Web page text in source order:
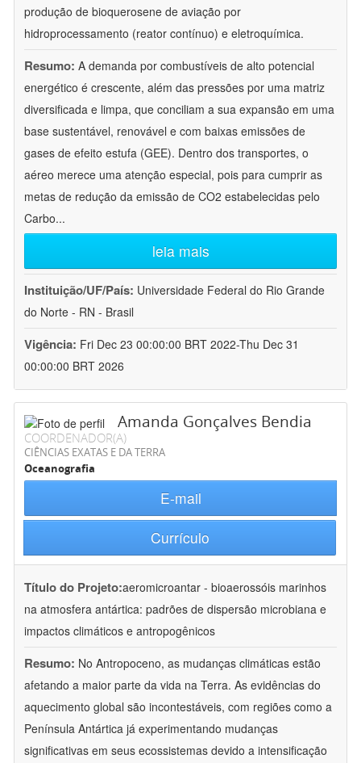
produção de bioquerosene de aviação por
hidroprocessamento (reator contínuo) e eletroquímica.
Resumo: A demanda por combustíveis de alto potencial
energético é crescente, além das pressões por uma matriz
diversificada e limpa, que conciliam a sua expansão em uma
base sustentável, renovável e com baixas emissões de
gases de efeito estufa (GEE). Dentro dos transportes, o
aéreo merece uma atenção especial, pois para cumprir as
metas de redução da emissão de CO2 estabelecidas pelo
Carbo...
leia mais
Instituição/UF/País: Universidade Federal do Rio Grande
do Norte - RN - Brasil
Vigência: Fri Dec 23 00:00:00 BRT 2022-Thu Dec 31
00:00:00 BRT 2026
Amanda Gonçalves Bendia
COORDENADOR(A)
CIÊNCIAS EXATAS E DA TERRA
Oceanografia
E-mail
Currículo
Título do Projeto:aeromicroantar - bioaerossóis marinhos
na atmosfera antártica: padrões de dispersão microbiana e
impactos climáticos e antropogênicos
Resumo: No Antropoceno, as mudanças climáticas estão
afetando a maior parte da vida na Terra. As evidências do
aquecimento global são incontestáveis, com regiões como a
Península Antártica já experimentando mudanças
significativas em seus ecossistemas devido a intensificação